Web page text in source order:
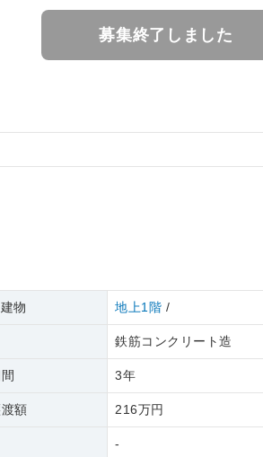
募集終了しました
物 地上1階 /
鉄筋コンクリート造
3年
額 216万円
-